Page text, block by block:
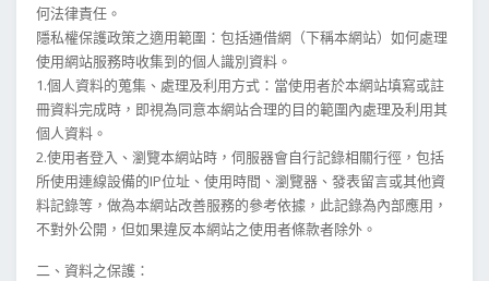
何法律責任。
隱私權保護政策之適用範圍：包括通借網（下稱本網站）如何處理
使用網站服務時收集到的個人識別資料。
1.個人資料的蒐集、處理及利用方式：當使用者於本網站填寫或註
冊資料完成時，即視為同意本網站合理的目的範圍內處理及利用其
個人資料。
2.使用者登入、瀏覽本網站時，伺服器會自行記錄相關行徑，包括
所使用連線設備的IP位址、使用時間、瀏覽器、發表留言或其他資
料記錄等，做為本網站改善服務的參考依據，此記錄為內部應用，
不對外公開，但如果違反本網站之使用者條款者除外。
二、資料之保護：